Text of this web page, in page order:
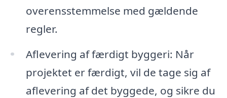
overensstemmelse med gældende
regler.
Aflevering af færdigt byggeri: Når
projektet er færdigt, vil de tage sig af
aflevering af det byggede, og sikre du